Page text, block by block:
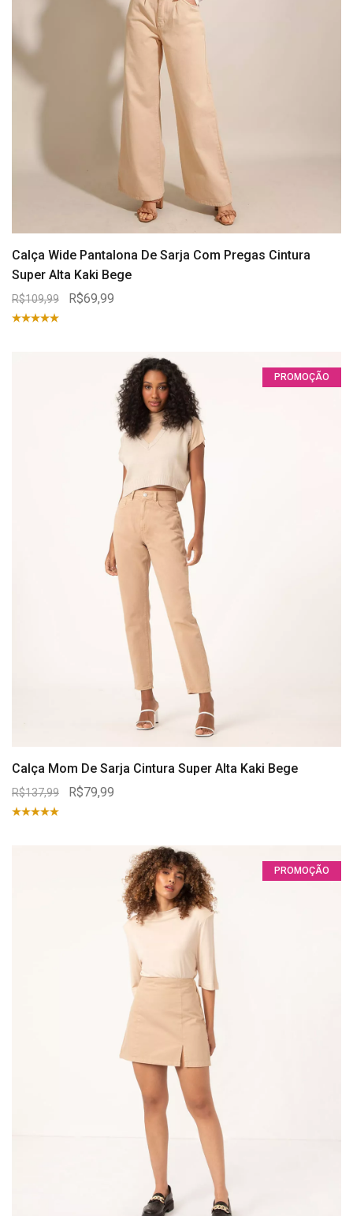
Calça Wide Pantalona De Sarja Com Pregas Cintura
Super Alta Kaki Bege
R$109,99 R$69,99
PROMOÇÃO
Calça Mom De Sarja Cintura Super Alta Kaki Bege
R$137,99 R$79,99
PROMOÇÃO